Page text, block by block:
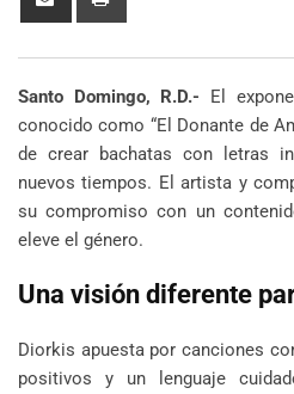
Santo Domingo, R.D.- El
conocido como “El Donante de
de crear bachatas con letras
nuevos tiempos. El artista y
su compromiso con un
eleve el género.
Una visión diferente
Diorkis apuesta por canciones
positivos y un lenguaje